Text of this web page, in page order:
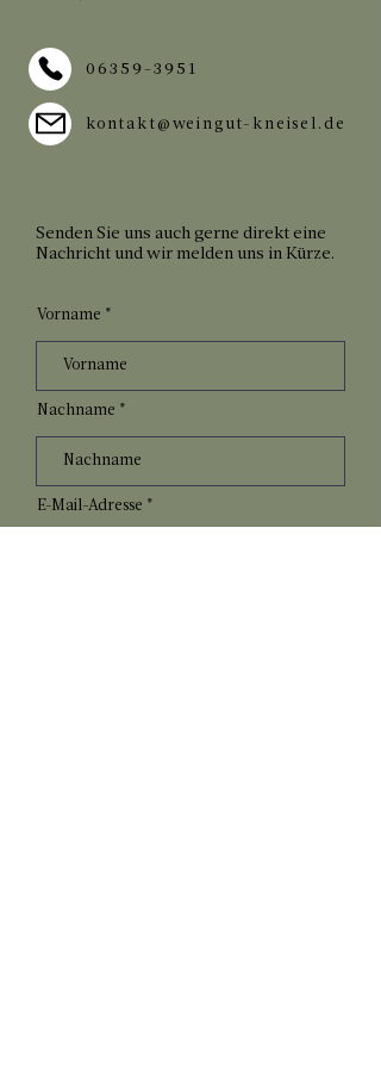
06359-3951
kontakt@weingut-kneisel.de
Senden Sie uns auch gerne direkt eine
Nachricht und wir melden uns in Kürze.
Vorname
Nachname
E-Mail-Adresse